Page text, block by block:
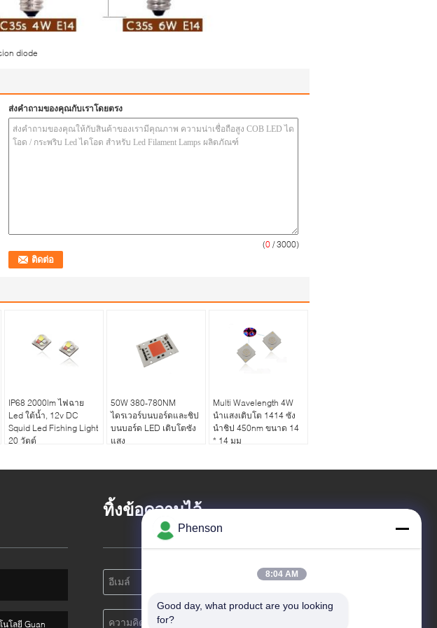
diode
ส่งคำถามของคุณกับเราโดยตรง
(0 / 3000)
IP68 2000lm ไฟฉาย
Led ใต้น้ำ, 12v DC
Squid Led Fishing Light
20 วัตต์
50W 380-780NM
ไดรเวอร์บนบอร์ดและชิป
บนบอร์ด LED เติบโตซัง
แสง
Multi Wavelength 4W
นำแสงเติบโต 1414 ซัง
นำชิป 450nm ขนาด 14
* 14 มม
นโลยี Guan
ทิ้งข้อความไว้
Phenson
8:04 AM
Good day, what product are you looking
for?